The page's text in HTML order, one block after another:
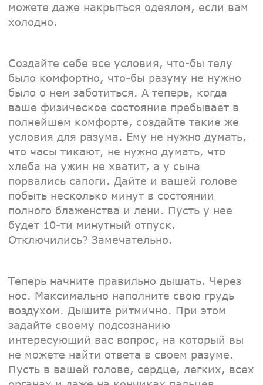
можете даже накрыться одеялом, если вам
холодно.
Создайте себе все условия, что-бы телу
было комфортно, что-бы разуму не нужно
было о нем заботиться. А теперь, когда
ваше физическое состояние пребывает в
полнейшем комфорте, создайте такие же
условия для разума. Ему не нужно думать,
что часы тикают, не нужно думать, что
хлеба на ужин не хватит, а у сына
порвались сапоги. Дайте и вашей голове
побыть несколько минут в состоянии
полного блаженства и лени. Пусть у нее
будет 10-ти минутный отпуск.
Отключились? Замечательно.
Теперь начните правильно дышать. Через
нос. Максимально наполните свою грудь
воздухом. Дышите ритмично. При этом
задайте своему подсознанию
интересующий вас вопрос, на который вы
не можете найти ответа в своем разуме.
Пусть в вашей голове, сердце, легких, всех